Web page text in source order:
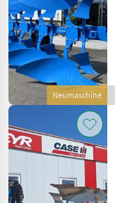
Neumaschine